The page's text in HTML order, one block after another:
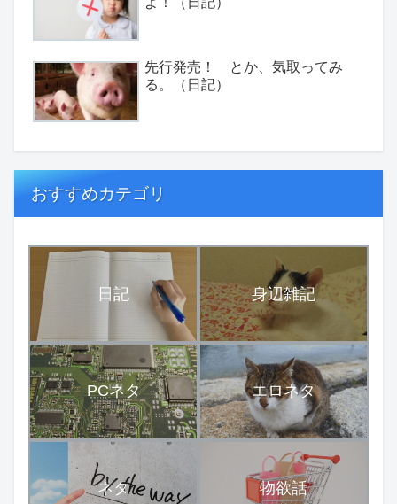
先行発売！ とか、気取ってみ
る。（日記）
おすすめカテゴリ
日記 身辺雑記
PCネタ エロネタ
ネタ 物欲話